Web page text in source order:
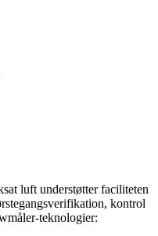
luft understøtter faciliteten
kontrol
teknologier: